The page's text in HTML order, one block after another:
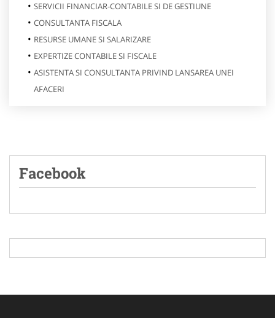
SERVICII FINANCIAR-CONTABILE SI DE GESTIUNE
CONSULTANTA FISCALA
RESURSE UMANE SI SALARIZARE
EXPERTIZE CONTABILE SI FISCALE
ASISTENTA SI CONSULTANTA PRIVIND LANSAREA UNEI
AFACERI
Facebook